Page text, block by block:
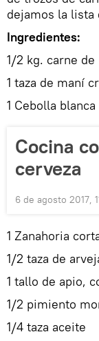
dejamos la lista
Ingredientes:
1/2 kg. carne
1 taza de maní
1 Cebolla
Cocina
cerveza
6 de agosto 2017,
1 Zanahoria
1/2 taza de
1 tallo de apio,
1/2 pimiento
1/4 taza aceite